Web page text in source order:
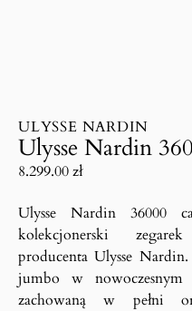
ULYSSE NARDIN
Ulysse Nardin
8.299.00zł
Ulysse Nardin
kolekcjonerski
producenta Ulysse
jumbo w nowoczesnym
zachowaną w pełni